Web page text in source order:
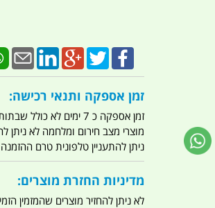
זמן אספקה ותנאי רכישה:
זמן אספקה כ 7 ימים לא כולל שבתות חגים ארועים חריגים מלחמות מגפה מתקפת טרור מתקפת מחשבים
מוצרי מצב חירום ומלחמה לא ניתן
ניתן להתעניין טלפונית טרם ההזמנה 0523214741
מדיניות החזרת מוצרים:
לא ניתן להחזיר מוצרים שהמזמין